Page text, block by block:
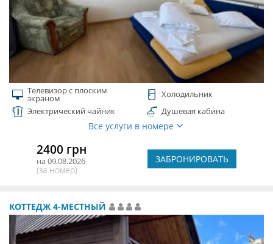
Телевизор с плоским
экраном
Холодильник
Электрический чайник
Душевая кабина
Все услуги в номере
2400 грн
на 09.08.2026
(за номер)
ЗАБРОНИРОВАТЬ
КОТТЕДЖ 4-МЕСТНЫЙ